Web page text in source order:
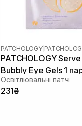
PATCHOLOGY|
PATCHOLOGY
Bubbly Eye Gels 1
Освітлювальні патчі
231₴